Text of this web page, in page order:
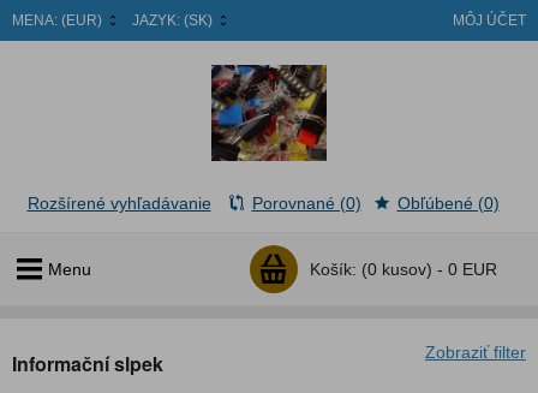
MENA: (EUR) JAZYK: (SK) MÔJ ÚČET
Menu Košík: (0 kusov) - 0 EUR
Rozšírené vyhľadávanie Porovnané (0) Obľúbené (0)
Zobraziť filter
Informační slpek